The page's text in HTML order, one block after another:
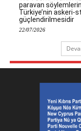
paravan
Türkiye’nin askeri-
güçlendirilmesidir
22/07/2026